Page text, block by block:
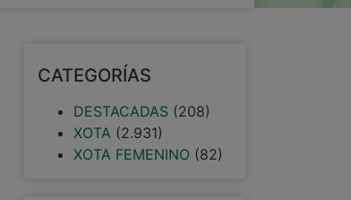
CATEGORÍAS
DESTACADAS (208)
XOTA (2.931)
XOTA FEMENINO (82)